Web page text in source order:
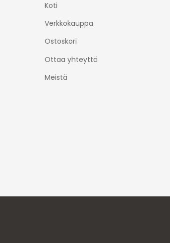
Koti
Verkkokauppa
Ostoskori
Ottaa yhteyttä
Meistä